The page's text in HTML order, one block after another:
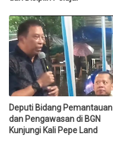
Deputi Bidang Pemantauan
dan Pengawasan di BGN
Kunjungi Kali Pepe Land